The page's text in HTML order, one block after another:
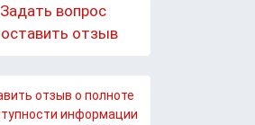
Задать вопрос
отзыв
отзыв о полноте
информации